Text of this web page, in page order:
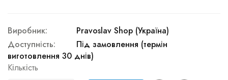
Виробник:
Pravoslav Shop (Україна)
Доступність:
Під замовлення (термін
виготовлення 30 днів)
Кількість